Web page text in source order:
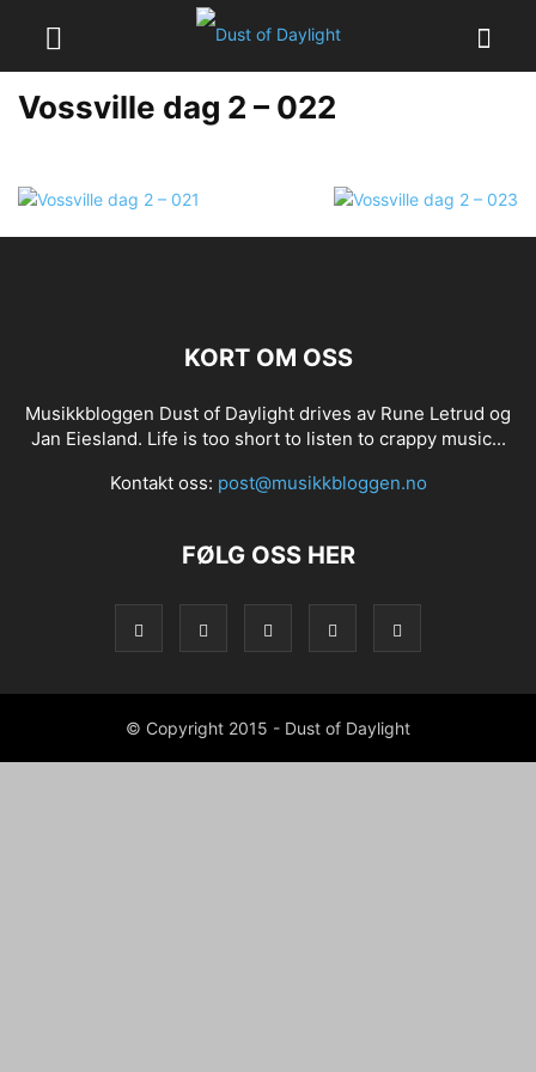
Vossville dag 2 – 022
KORT OM OSS
Musikkbloggen Dust of Daylight drives av Rune Letrud og
Jan Eiesland. Life is too short to listen to crappy music...
Kontakt oss: post@musikkbloggen.no
FØLG OSS HER
© Copyright 2015 - Dust of Daylight